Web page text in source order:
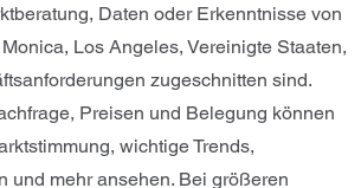
Daten oder Erkenntnisse von
Los Angeles, Vereinigte Staaten,
zugeschnitten sind.
Preisen und Belegung können
wichtige Trends,
und mehr ansehen. Bei größeren